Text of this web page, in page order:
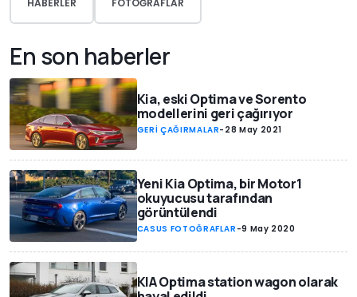
HABERLER FOTOĞRAFLAR
En son haberler
Kia, eski Optima ve Sorento
modellerini geri çağırıyor
GERİ ÇAĞIRMALAR- 28 May 2021
Yeni Kia Optima, bir Motor1
okuyucusu tarafından
görüntülendi
CASUS FOTOĞRAFLAR -9 May 2020
KIA Optima station wagon olarak